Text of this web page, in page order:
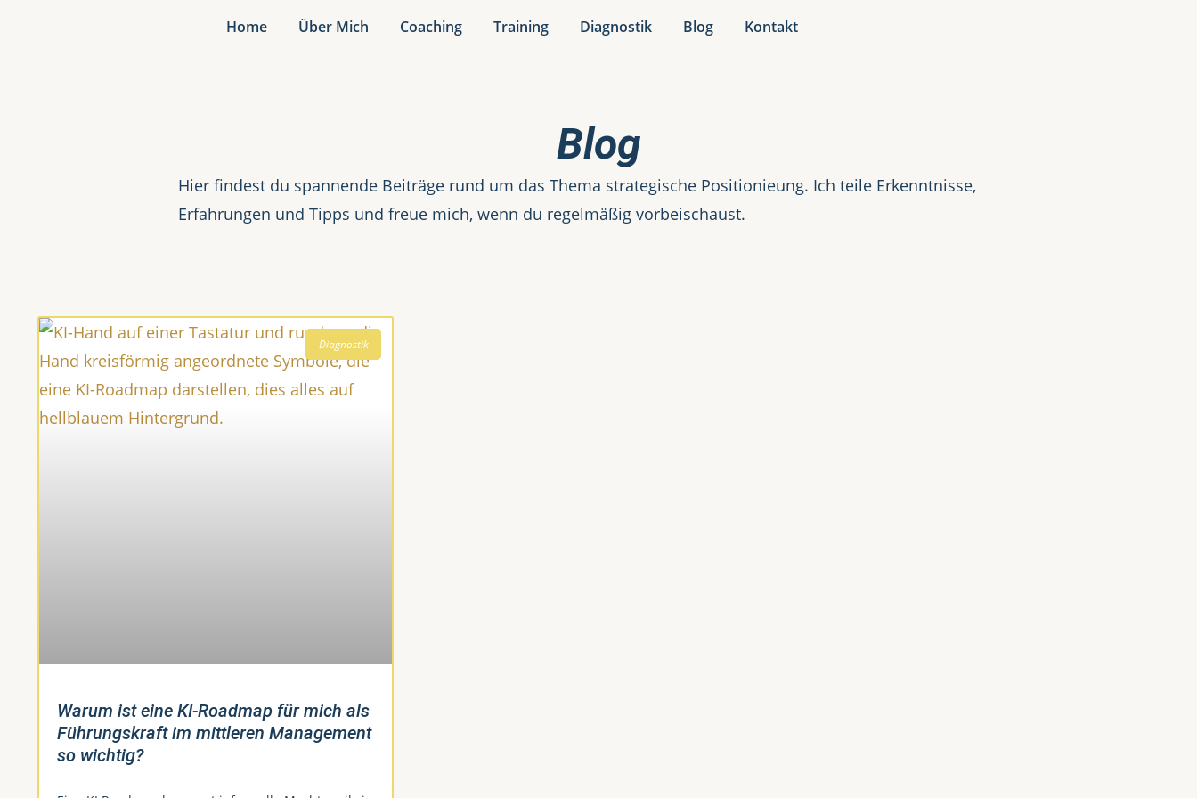
Home Über Mich Coaching Training Diagnostik Blog Kontakt
Blog
Hier findest du spannende Beiträge rund um das Thema strategische Positionieung. Ich teile Erkenntnisse,
Erfahrungen und Tipps und freue mich, wenn du regelmäßig vorbeischaust.
Diagnostik
Warum ist eine KI-Roadmap für mich als
Führungskraft im mittleren Management
so wichtig?